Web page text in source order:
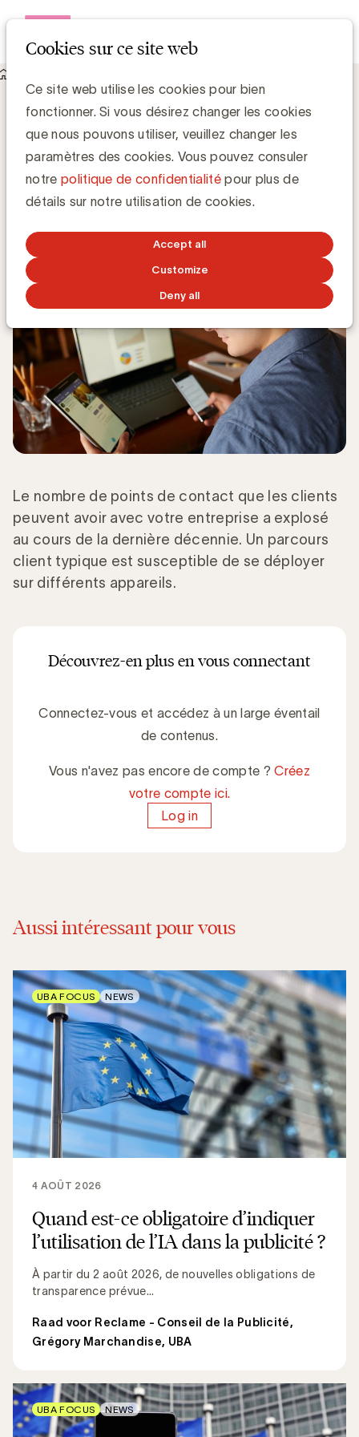
Cookies sur ce site web
Ce site web utilise les cookies pour bien
fonctionner. Si vous désirez changer les cookies
que nous pouvons utiliser, veuillez changer les
paramètres des cookies. Vous pouvez consuler
notre politique de confidentialitépour plus de
détails sur notre utilisation de cookies.
Accept all
Customize
Deny all
Qu'est-ce que l'Identity Resolution ?
Grégory Marchandise, UBA
Domain lead Data & Technology and Content
Le nombre de points de contact que les clients
peuvent avoir avec votre entreprise a explosé
au cours de la dernière décennie. Un parcours
client typique est susceptible de se déployer
sur différents appareils.
Découvrez-en plus en vous connectant
Connectez-vous et accédez à un large éventail
de contenus.
Vous n'avez pas encore de compte ?Créez
votre compte ici.
Log in
Aussi intéressant pour vous
Quand est-ce obligatoire d’indiquer
l’utilisation de l’IA dans la publicité ?
À partir du 2 août 2026, de nouvelles obligations de
transparence prévue...
4 AOÛT 2026
Raad voor Reclame - Conseil de la Publicité,
Grégory Marchandise, UBA
UBA FOCUS NEWS
UBA FOCUS NEWS